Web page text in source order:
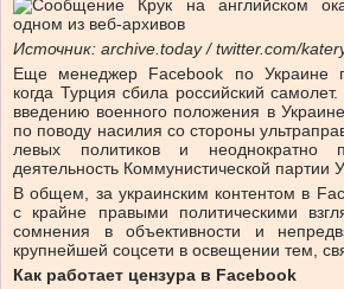
Источник: archive.today / twitter.com/
Еще менеджер Facebook по Украине
когда Турция сбила российский
введению военного положения в
по поводу насилия со стороны
левых политиков и неоднократно
деятельность Коммунистической партии
В общем, за украинским контентом в
с крайне правыми политическими
сомнения в объективности и
крупнейшей соцсети в освещении тем,
Как работает цензура в Facebook